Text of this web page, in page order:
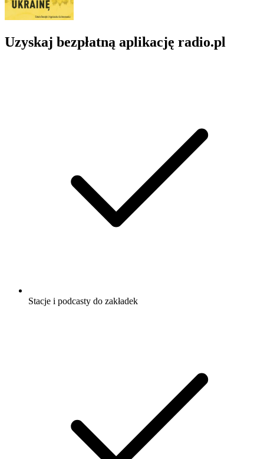
Uzyskaj bezpłatną aplikację radio.pl
Stacje i podcasty do zakładek